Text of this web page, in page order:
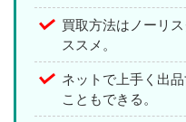
買取方法はノーリ
ススメ。
ネットで上手く出
こともできる。